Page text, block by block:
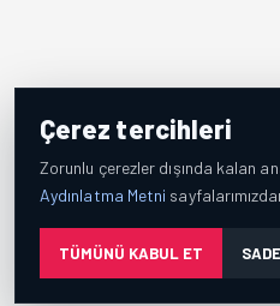
Çerez tercihleri
Zorunlu çerezler dışında kalan
Aydınlatma Metni
TÜMÜNÜ KABUL ET